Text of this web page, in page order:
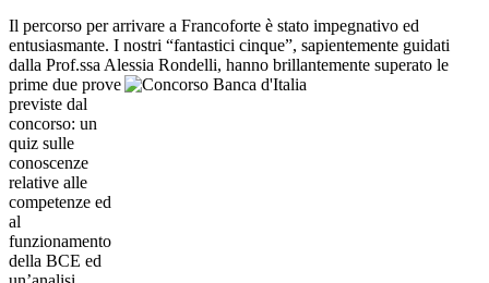
Il percorso per arrivare a Francoforte è stato impegnativo ed
entusiasmante. I nostri “fantastici cinque”, sapientemente guidati
dalla Prof.ssa Alessia Rondelli, hanno brillantemente superato le
prime due prove
previste dal
concorso: un
quiz sulle
conoscenze
relative alle
competenze ed
al
funzionamento
della BCE ed